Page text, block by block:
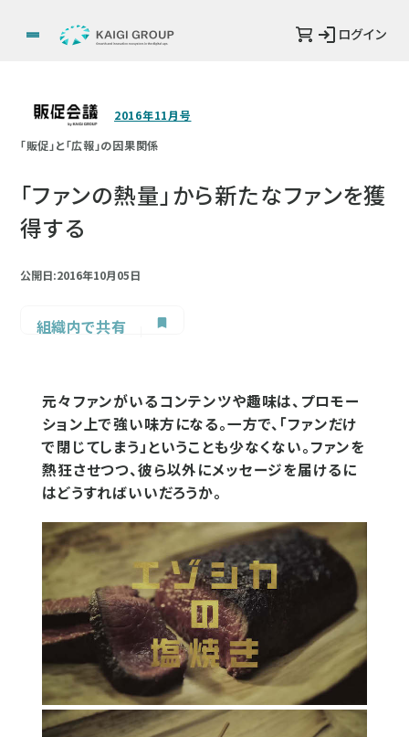
ログイン
2016年11月号
「販促」と「広報」の因果関係
「ファンの熱量」から新たなファンを獲
得する
公開日:2016年10月05日
組織内で共有
元々ファンがいるコンテンツや趣味は、プロモー
ション上で強い味方になる。一方で、「ファンだけ
で閉じてしまう」ということも少なくない。ファンを
熱狂させつつ、彼ら以外にメッセージを届けるに
はどうすればいいだろうか。